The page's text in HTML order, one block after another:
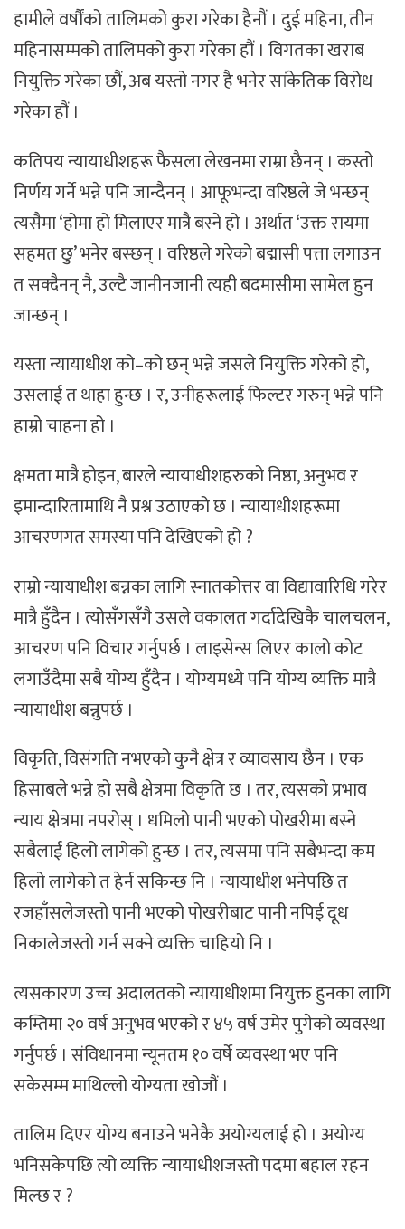
हामीले वर्षौंको तालिमको कुरा गरेका हैनौं । दुई महिना, तीन
महिनासम्मको तालिमको कुरा गरेका हौं । विगतका खराब
नियुक्ति गरेका छौं, अब यस्तो नगर है भनेर सांकेतिक विरोध
गरेका हौं ।
कतिपय न्यायाधीशहरू फैसला लेखनमा राम्रा छैनन् । कस्तो
निर्णय गर्ने भन्ने पनि जान्दैनन् । आफूभन्दा वरिष्ठले जे भन्छन्
त्यसैमा ‘होमा हो मिलाएर मात्रै बस्ने हो । अर्थात ‘उक्त रायमा
सहमत छु’ भनेर बस्छन् । वरिष्ठले गरेको बद्मासी पत्ता लगाउन
त सक्दैनन् नै, उल्टै जानीनजानी त्यही बदमासीमा सामेल हुन
जान्छन् ।
यस्ता न्यायाधीश को–को छन् भन्ने जसले नियुक्ति गरेको हो,
उसलाई त थाहा हुन्छ । र, उनीहरूलाई फिल्टर गरुन् भन्ने पनि
हाम्रो चाहना हो ।
क्षमता मात्रै होइन, बारले न्यायाधीशहरुको निष्ठा, अनुभव र
इमान्दारितामाथि नै प्रश्न उठाएको छ । न्यायाधीशहरूमा
आचरणगत समस्या पनि देखिएको हो ?
राम्रो न्यायाधीश बन्नका लागि स्नातकोत्तर वा विद्यावारिधि गरेर
मात्रै हुँदैन । त्योसँगसँगै उसले वकालत गर्दादेखिकै चालचलन,
आचरण पनि विचार गर्नुपर्छ । लाइसेन्स लिएर कालो कोट
लगाउँदैमा सबै योग्य हुँदैन । योग्यमध्ये पनि योग्य व्यक्ति मात्रै
न्यायाधीश बन्नुपर्छ ।
विकृति, विसंगति नभएको कुनै क्षेत्र र व्यावसाय छैन । एक
हिसाबले भन्ने हो सबै क्षेत्रमा विकृति छ । तर, त्यसको प्रभाव
न्याय क्षेत्रमा नपरोस् । धमिलो पानी भएको पोखरीमा बस्ने
सबैलाई हिलो लागेको हुन्छ । तर, त्यसमा पनि सबैभन्दा कम
हिलो लागेको त हेर्न सकिन्छ नि । न्यायाधीश भनेपछि त
रजहाँसलेजस्तो पानी भएको पोखरीबाट पानी नपिई दूध
निकालेजस्तो गर्न सक्ने व्यक्ति चाहियो नि ।
त्यसकारण उच्च अदालतको न्यायाधीशमा नियुक्त हुनका लागि
कम्तिमा २० वर्ष अनुभव भएको र ४५ वर्ष उमेर पुगेको व्यवस्था
गर्नुपर्छ । संविधानमा न्यूनतम १० वर्षे व्यवस्था भए पनि
सकेसम्म माथिल्लो योग्यता खोजौं ।
तालिम दिएर योग्य बनाउने भनेकै अयोग्यलाई हो । अयोग्य
भनिसकेपछि त्यो व्यक्ति न्यायाधीशजस्तो पदमा बहाल रहन
मिल्छ र ?